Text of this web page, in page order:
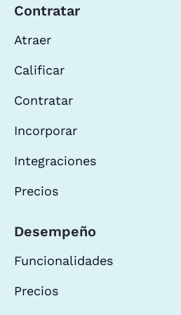
Contratar
Atraer
Calificar
Contratar
Incorporar
Integraciones
Precios
Desempeño
Funcionalidades
Precios